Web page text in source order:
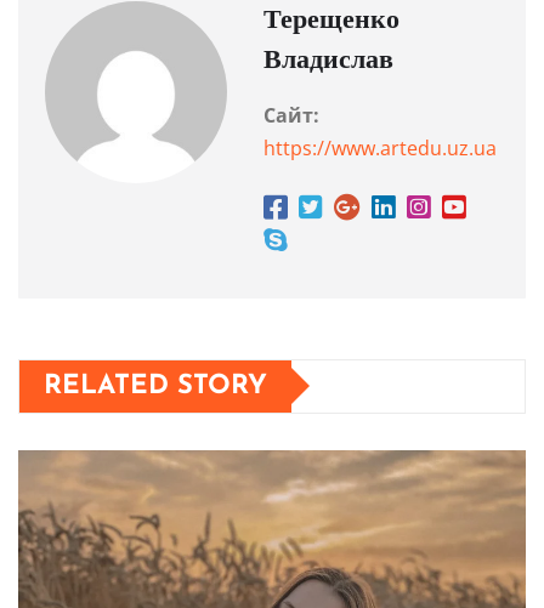
Терещенко
Владислав
Сайт:
https://www.artedu.uz.ua
RELATED STORY